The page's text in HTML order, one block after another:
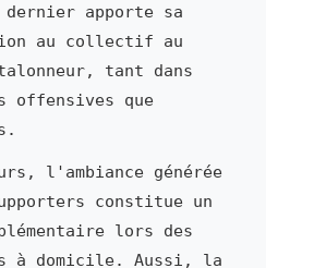
apporte sa
au collectif au
tant dans
offensives que
l'ambiance générée
constitue un
lors des
à domicile. Aussi, la